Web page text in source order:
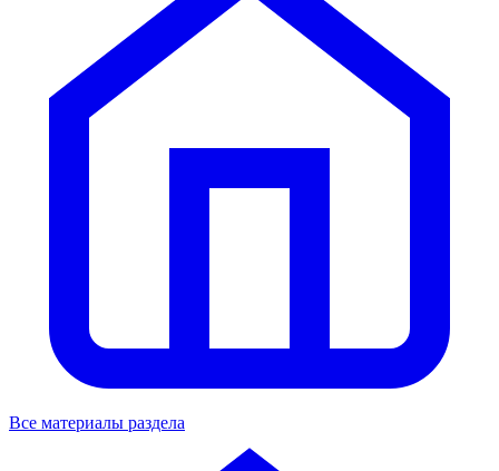
Все материалы раздела